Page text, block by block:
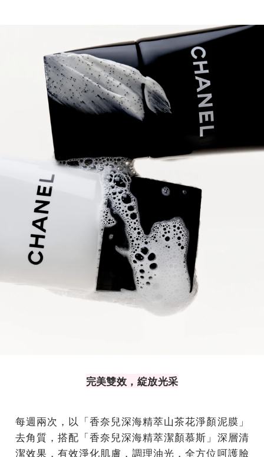
完美雙效，綻放光采
每週兩次，以「香奈兒深海精萃山茶花淨顏泥膜」
去角質，搭配「香奈兒深海精萃潔顏慕斯」深層清
潔效果，有效淨化肌膚，調理油光，全方位呵護臉